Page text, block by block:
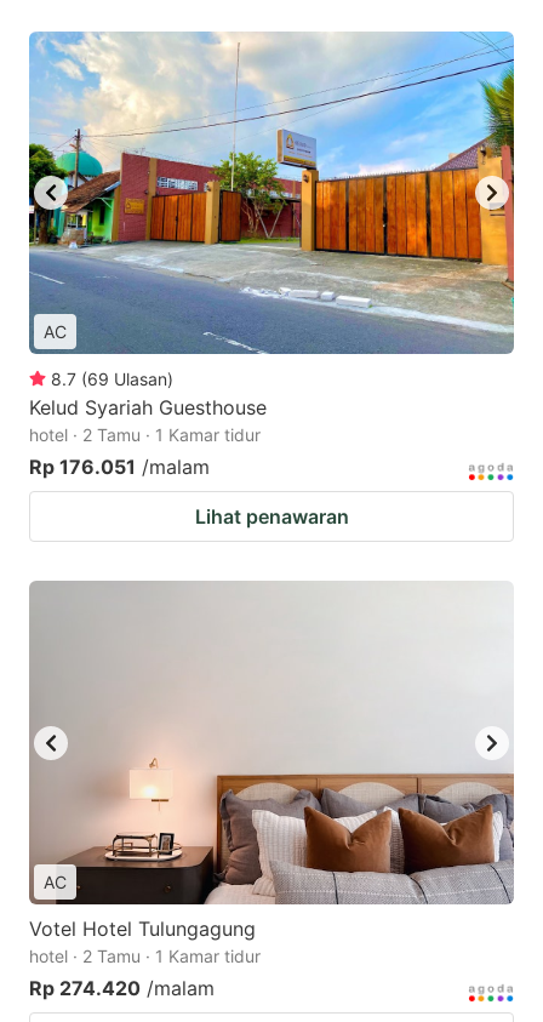
AC
8.7 (69 Ulasan)
Kelud Syariah Guesthouse
hotel · 2 Tamu · 1 Kamar tidur
Rp 176.051 /malam
Lihat penawaran
AC
Votel Hotel Tulungagung
hotel · 2 Tamu · 1 Kamar tidur
Rp 274.420 /malam